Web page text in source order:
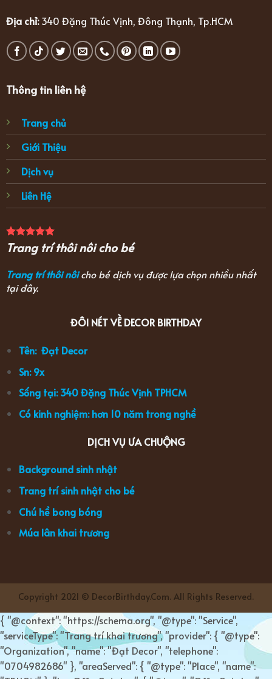
Địa chỉ:340 Đặng Thúc Vịnh, Đông Thạnh, Tp.HCM
Thông tin liên hệ
Trang chủ
Giới Thiệu
Dịch vụ
Liên Hệ
Trang trí thôi nôi cho bé
Trang trí thôi nôicho bé dịch vụ được lựa chọn nhiều nhất
tại đây.
ĐÔI NÉT VỀ DECOR BIRTHDAY
Tên: Đạt Decor
Sn: 9x
Sống tại: 340 Đặng Thúc Vịnh TPHCM
Có kinh nghiệm: hơn 10 năm trong nghề
DỊCH VỤ ƯA CHUỘNG
Background sinh nhật
Trang trí sinh nhật cho bé
Chú hề bong bóng
Múa lân khai trương
Copyright 2021 © DecorBirthday.Com. All Rights Reserved.
{ "@context": "https://schema.org", "@type": "Service",
"serviceType": "Trang trí khai trương", "provider": { "@type":
"Organization", "name": "Đạt Decor", "telephone":
"0704982686" }, "areaServed": { "@type": "Place", "name":